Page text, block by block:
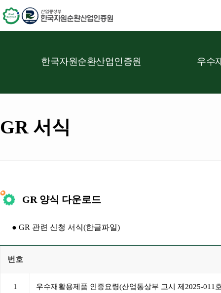
한국자원순환산업인증원 우수
GR 서식
GR 양식 다운로드
● GR 관련 신청 서식(한글파일)
번호
1 우수재활용제품 인증요령(산업통상부 고시 제2025-011